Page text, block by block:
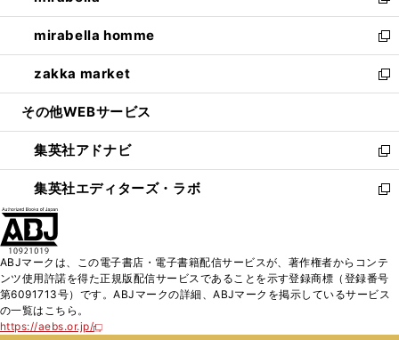
開
く
ウ
で
開
く
ン
ド
ウ
で
開
ウ
ィ
ン
ド
ウ
開
く
し
い
ウ
ィ
ン
ウ
で
開
く
mirabella homme
新
し
い
ウ
ン
ド
ウ
で
zakka market
新
し
ウ
ィ
ン
ド
く
その他WEBサービス
集英社アドナビ
新
し
い
ド
ウ
で
集英社エディターズ・ラボ
新
ィ
ン
ABJマークは、この電子書店・電子書籍配信サービスが、著作権者からコンテ
ンツ使用許諾を得た正規版配信サービスであることを示す登録商標（登録番号
第6091713号）です。ABJマークの詳細、ABJマークを掲示しているサービス
の一覧はこちら。
https://aebs.or.jp/
新